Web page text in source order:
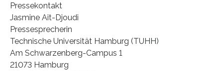
Pressekontakt
Jasmine Ait-Djoudi
Pressesprecherin
Technische Universität Hamburg (TUHH)
Am Schwarzenberg-Campus 1
21073 Hamburg